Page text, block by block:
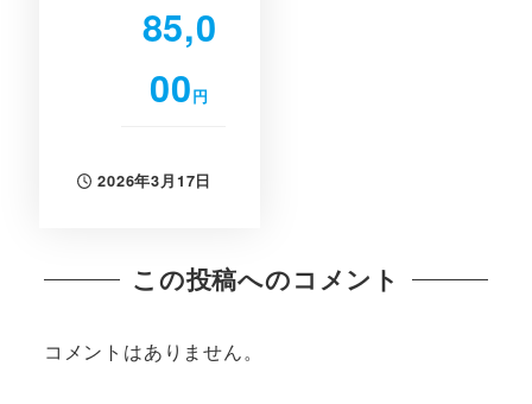
85,0
00円
投稿日
2026年3月17日
この投稿へのコメント
コメントはありません。